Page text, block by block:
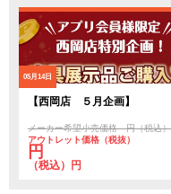
05月14日
【西岡店 ５月企画】
メーカー希望小売価格 円（税込）
アウトレット価格（税抜）
円
（税込）円